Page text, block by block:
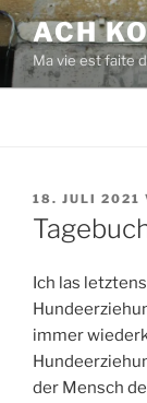
Zum
Inhalt
springen
ACH
Ma vie est faite
AM
18. JULI 2021
Ich las
immer
der Mensch